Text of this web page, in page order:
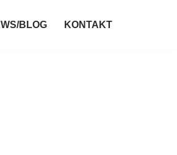
BLOG KONTAKT